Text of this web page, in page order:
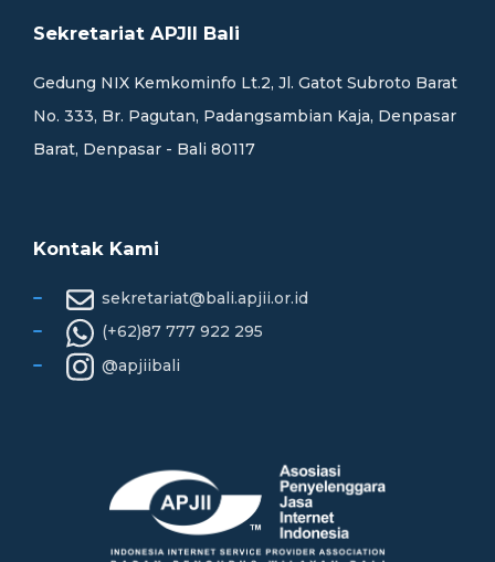
Sekretariat APJII Bali
Gedung NIX Kemkominfo Lt.2, Jl. Gatot Subroto Barat
No. 333, Br. Pagutan, Padangsambian Kaja, Denpasar
Barat, Denpasar - Bali 80117
Kontak Kami
sekretariat@bali.apjii.or.id
(+62)87 777 922 295
@apjiibali